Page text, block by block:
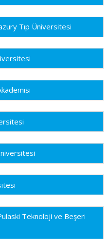
Tıp Üniversitesi
Teknoloji ve Beşeri